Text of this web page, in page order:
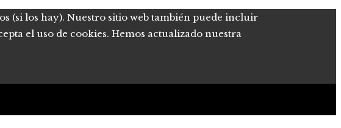
(si los hay). Nuestro sitio web también puede incluir
el uso de cookies. Hemos actualizado nuestra